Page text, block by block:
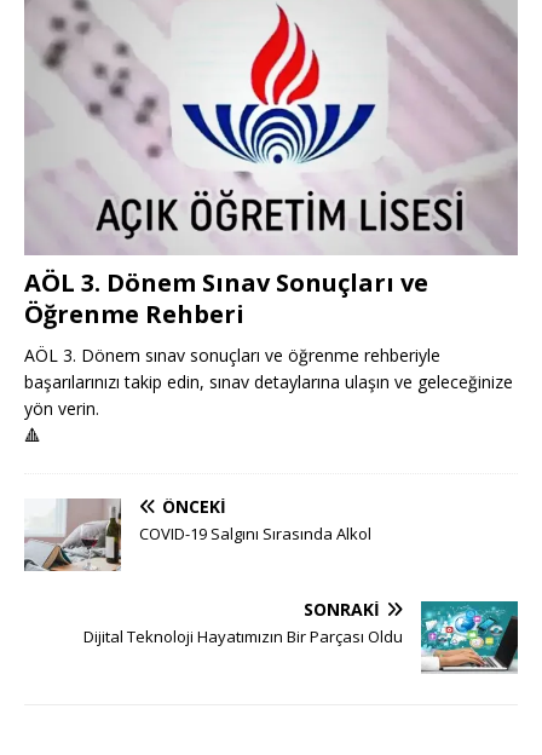
AÖL 3. Dönem Sınav Sonuçları ve
Öğrenme Rehberi
AÖL 3. Dönem sınav sonuçları ve öğrenme rehberiyle
başarılarınızı takip edin, sınav detaylarına ulaşın ve geleceğinize
yön verin.
🔺
ÖNCEKI
COVID-19 Salgını Sırasında Alkol
SONRAKI
Dijital Teknoloji Hayatımızın Bir Parçası Oldu